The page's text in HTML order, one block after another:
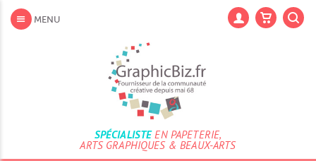
contenu
Aller
MENU
SPÉCIALISTEEN PAPETERIE,
ARTS GRAPHIQUES & BEAUX-ARTS